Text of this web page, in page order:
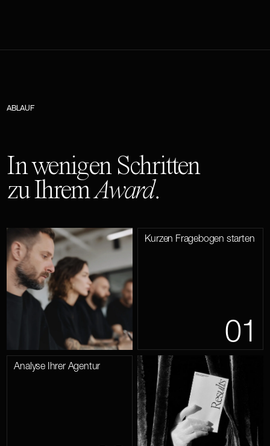
ABLAUF
In wenigen Schritten
zu IhremAward.
01
Kurzen Fragebogen starten
Analyse Ihrer Agentur